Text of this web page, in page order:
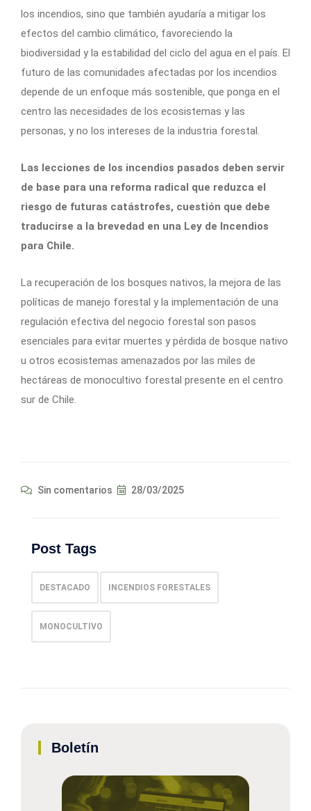
los incendios, sino que también ayudaría a mitigar los
efectos del cambio climático, favoreciendo la
biodiversidad y la estabilidad del ciclo del agua en el país. El
futuro de las comunidades afectadas por los incendios
depende de un enfoque más sostenible, que ponga en el
centro las necesidades de los ecosistemas y las
personas, y no los intereses de la industria forestal.
Las lecciones de los incendios pasados deben servir
de base para una reforma radical que reduzca el
riesgo de futuras catástrofes, cuestión que debe
traducirse a la brevedad en una Ley de Incendios
para Chile.
La recuperación de los bosques nativos, la mejora de las
políticas de manejo forestal y la implementación de una
regulación efectiva del negocio forestal son pasos
esenciales para evitar muertes y pérdida de bosque nativo
u otros ecosistemas amenazados por las miles de
hectáreas de monocultivo forestal presente en el centro
sur de Chile.
Sin comentarios 28/03/2025
Post Tags
DESTACADO INCENDIOS FORESTALES
MONOCULTIVO
Boletín